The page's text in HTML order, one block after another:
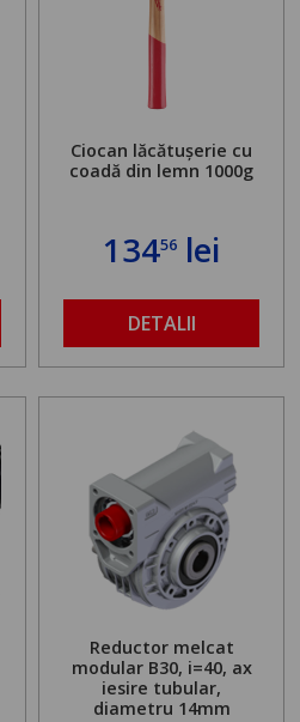
Ciocan lăcătușerie cu
coadă din lemn 1000g
13456 lei
DETALII
Reductor melcat
modular B30, i=40, ax
iesire tubular,
diametru 14mm